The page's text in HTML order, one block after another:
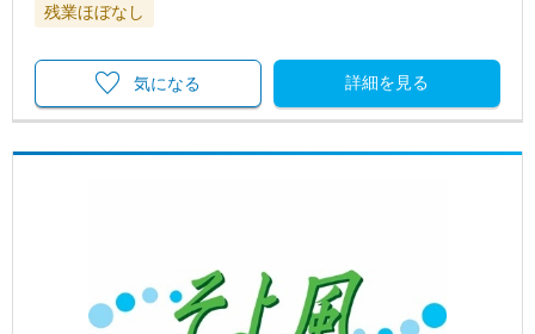
残業ほぼなし
詳細を見る
気になる